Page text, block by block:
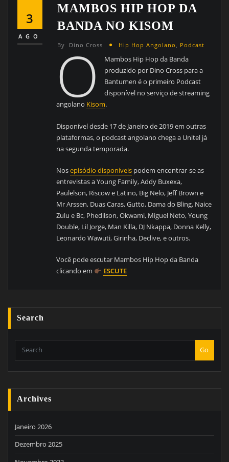
3
AGO
MAMBOS HIP HOP DA
BANDA NO KISOM
By Dino Cross Hip Hop Angolano Podcast
O
Mambos Hip Hop da Banda
produzido por Dino Cross para a
Bantumen é o primeiro Podcast
disponível no serviço de streaming
angolano Kisom.
Disponível desde 17 de Janeiro de 2019 em outras
plataformas, o podcast angolano chega a Unitel já
na segunda temporada.
Nosepisódio disponíveis podem encontrar-se as
entrevistas a Young Family, Addy Buxexa,
Paulelson, Riscow e Latino, Big Nelo, Jeff Brown e
Mr Arssen, Duas Caras, Gutto, Dama do Bling, Naice
Zulu e Bc, Phedilson, Okwami, Miguel Neto, Young
Double, Lil Jorge, Man Killa, DJ Nkappa, Donna Kelly,
Leonardo Wawuti, Girinha, Declive, e outros.
Você pode escutar Mambos Hip Hop da Banda
clicando em
ESCUTE
Search
Go
Archives
Janeiro 2026
Dezembro 2025